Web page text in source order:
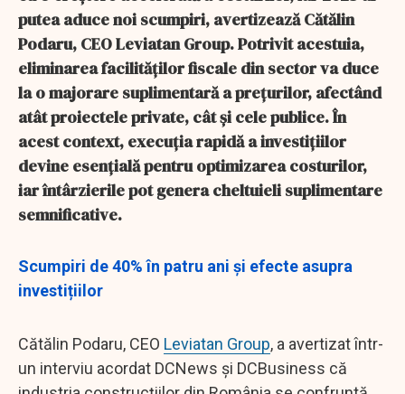
putea aduce noi scumpiri, avertizează Cătălin
Podaru, CEO Leviatan Group. Potrivit acestuia,
eliminarea facilităților fiscale din sector va duce
la o majorare suplimentară a prețurilor, afectând
atât proiectele private, cât și cele publice. În
acest context, execuția rapidă a investițiilor
devine esențială pentru optimizarea costurilor,
iar întârzierile pot genera cheltuieli suplimentare
semnificative.
Scumpiri de 40% în patru ani și efecte asupra
investițiilor
Cătălin Podaru, CEO Leviatan Group, a avertizat într-
un interviu acordat DCNews și DCBusiness că